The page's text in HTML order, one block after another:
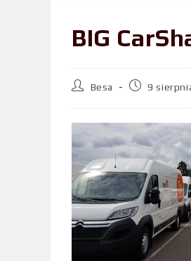
BIG
Besa 9